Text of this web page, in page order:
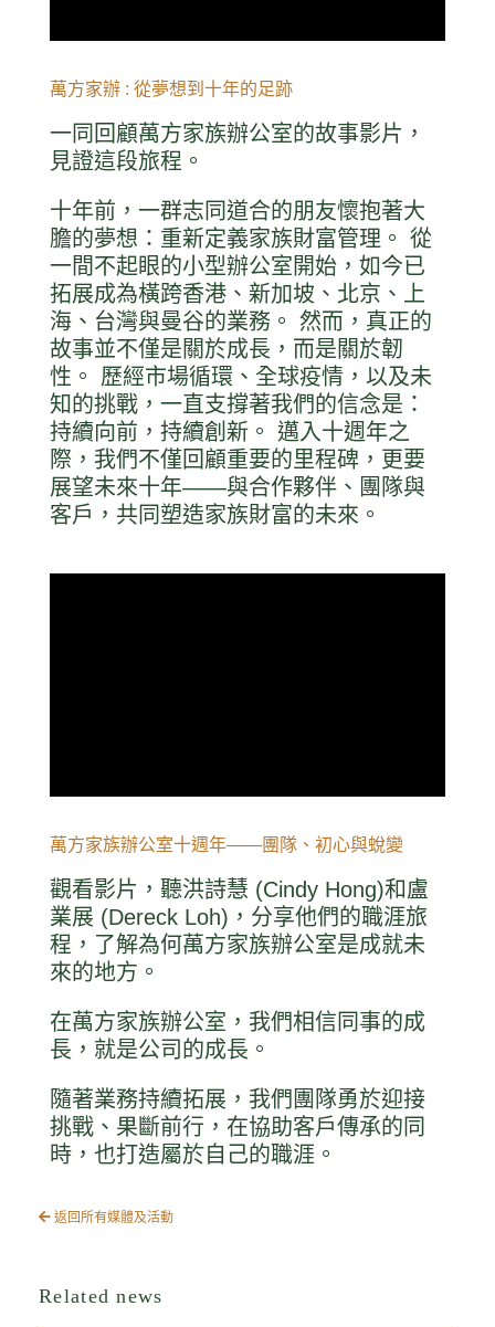
萬方家辦 : 從夢想到十年的足跡
一同回顧萬方家族辦公室的故事影片，
見證這段旅程。
十年前，一群志同道合的朋友懷抱著大
膽的夢想：重新定義家族財富管理。 從
一間不起眼的小型辦公室開始，如今已
拓展成為橫跨香港、新加坡、北京、上
海、台灣與曼谷的業務。 然而，真正的
故事並不僅是關於成長，而是關於韌
性。 歷經市場循環、全球疫情，以及未
知的挑戰，一直支撐著我們的信念是：
持續向前，持續創新。 邁入十週年之
際，我們不僅回顧重要的里程碑，更要
展望未來十年——與合作夥伴、團隊與
客戶，共同塑造家族財富的未來。
萬方家族辦公室十週年——團隊、初心與蛻變
觀看影片，聽洪詩慧 (Cindy Hong)和盧
業展 (Dereck Loh)，分享他們的職涯旅
程，了解為何萬方家族辦公室是成就未
來的地方。
在萬方家族辦公室，我們相信同事的成
長，就是公司的成長。
隨著業務持續拓展，我們團隊勇於迎接
挑戰、果斷前行，在協助客戶傳承的同
時，也打造屬於自己的職涯。
返回所有媒體及活動
Related news